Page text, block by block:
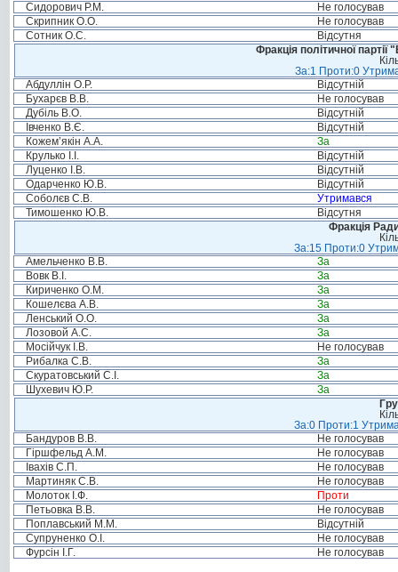
Сидорович Р.М.
Не голосував
Скрипник О.О.
Не голосував
Сотник О.С.
Відсутня
Фракція політичної
За:1 Проти:0
Абдуллін О.Р.
Відсутній
Бухарєв В.В.
Не голосував
Дубіль В.О.
Відсутній
Івченко В.Є.
Відсутній
Кожем’якін А.А.
За
Крулько І.І.
Відсутній
Луценко І.В.
Відсутній
Одарченко Ю.В.
Відсутній
Соболєв С.В.
Утримався
Тимошенко Ю.В.
Відсутня
Фракція
За:15 Проти:0
Амельченко В.В.
За
Вовк В.І.
За
Кириченко О.М.
За
Кошелєва А.В.
За
Ленський О.О.
За
Лозовой А.С.
За
Мосійчук І.В.
Не голосував
Рибалка С.В.
За
Скуратовський С.І.
За
Шухевич Ю.Р.
За
За:0 Проти:1
Бандуров В.В.
Не голосував
Гіршфельд А.М.
Не голосував
Івахів С.П.
Не голосував
Мартиняк С.В.
Не голосував
Молоток І.Ф.
Проти
Петьовка В.В.
Не голосував
Поплавський М.М.
Відсутній
Супруненко О.І.
Не голосував
Фурсін І.Г.
Не голосував